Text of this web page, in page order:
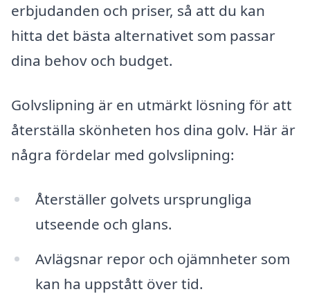
erbjudanden och priser, så att du kan
hitta det bästa alternativet som passar
dina behov och budget.
Golvslipning är en utmärkt lösning för att
återställa skönheten hos dina golv. Här är
några fördelar med golvslipning:
Återställer golvets ursprungliga
utseende och glans.
Avlägsnar repor och ojämnheter som
kan ha uppstått över tid.